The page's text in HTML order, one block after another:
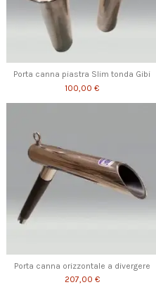
Porta canna piastra Slim tonda Gibi
100,00 €
Porta canna orizzontale a divergere
207,00 €